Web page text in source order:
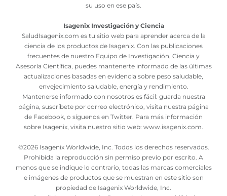
su uso en ese país.
Isagenix Investigación y Ciencia
SaludIsagenix.com es tu sitio web para aprender acerca de la
ciencia de los productos de Isagenix. Con las publicaciones
frecuentes de nuestro Equipo de Investigación, Ciencia y
Asesoría Científica, puedes mantenerte informado de las últimas
actualizaciones basadas en evidencia sobre peso saludable,
envejecimiento saludable, energía y rendimiento.
Mantenerse informado con nosotros es fácil: guarda nuestra
página, suscríbete por correo electrónico, visita nuestra página
de Facebook, o síguenos en Twitter. Para más información
sobre Isagenix, visita nuestro sitio web: www.isagenix.com.
©2026 Isagenix Worldwide, Inc. Todos los derechos reservados.
Prohibida la reproducción sin permiso previo por escrito. A
menos que se indique lo contrario, todas las marcas comerciales
e imágenes de productos que se muestran en este sitio son
propiedad de Isagenix Worldwide, Inc.